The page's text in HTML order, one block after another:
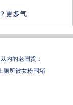
更多气
内的老国货：
厕所被女粉围堵